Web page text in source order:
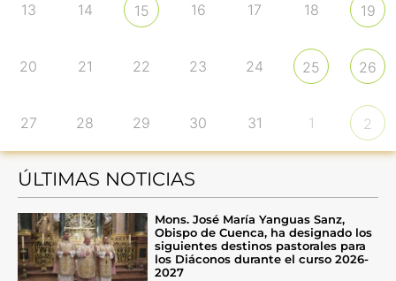
13 14 15 16 17 18 19
20 21 22 23 24 25 26
27 28 29 30 31 1 2
ÚLTIMAS NOTICIAS
Mons. José María Yanguas Sanz,
Obispo de Cuenca, ha designado los
siguientes destinos pastorales para
los Diáconos durante el curso 2026-
2027